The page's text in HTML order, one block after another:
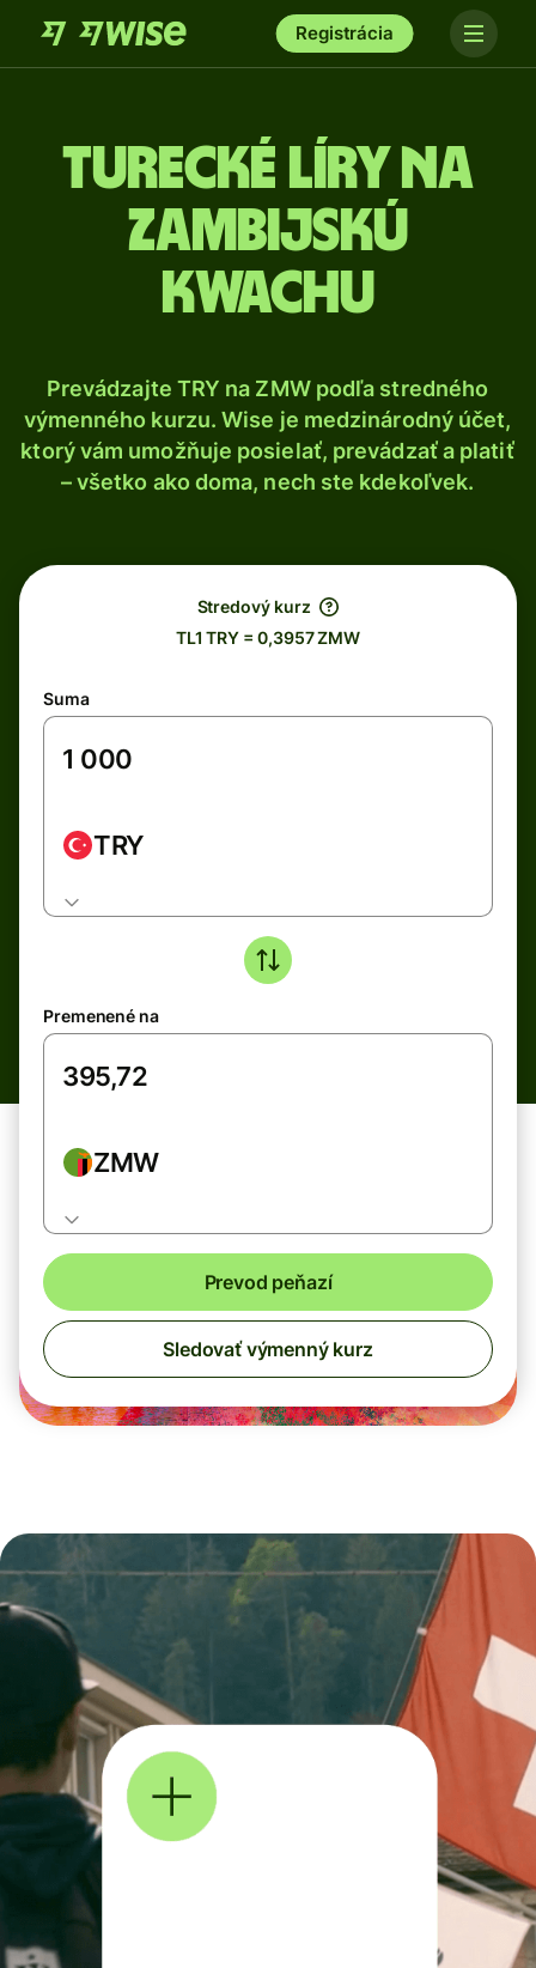
Registrácia
Turecké líry na
zambijskú
kwachu
Prevádzajte TRY na ZMW podľa stredného
výmenného kurzu. Wise je medzinárodný účet,
ktorý vám umožňuje posielať, prevádzať a platiť
– všetko ako doma, nech ste kdekoľvek.
Stredový kurz
TL1 TRY = 0,3957 ZMW
Suma
TRY
Premenené na
ZMW
Prevod peňazí
Sledovať výmenný kurz